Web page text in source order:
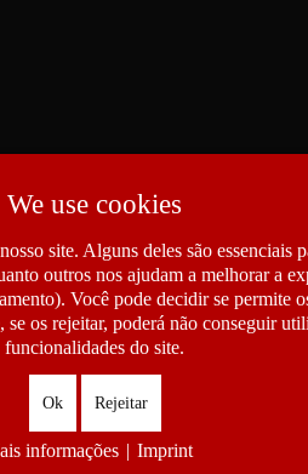
We use cookies
site. Alguns deles são essenciais
outros nos ajudam a melhorar a
Você pode decidir se permite
se os rejeitar, poderá não conseguir
funcionalidades do site.
Ok Rejeitar
informações | Imprint